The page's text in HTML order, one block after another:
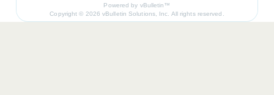
Powered by vBulletin™
Copyright © 2026 vBulletin Solutions, Inc. All rights reserved.